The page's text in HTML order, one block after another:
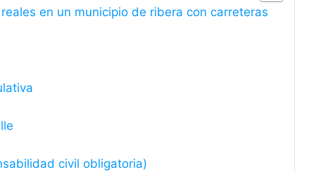
en un municipio de ribera con carreteras
civil obligatoria)